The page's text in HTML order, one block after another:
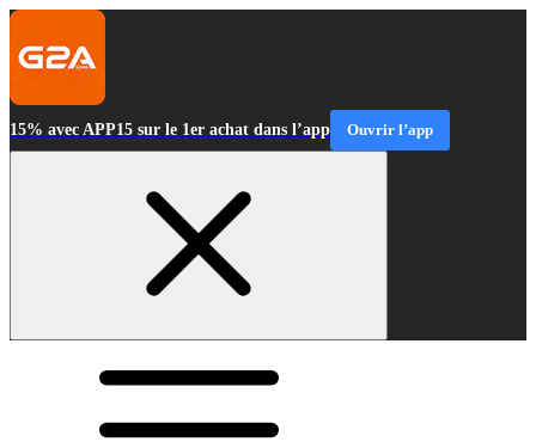
15% avec APP15 sur le 1er achat dans l’app Ouvrir l’app